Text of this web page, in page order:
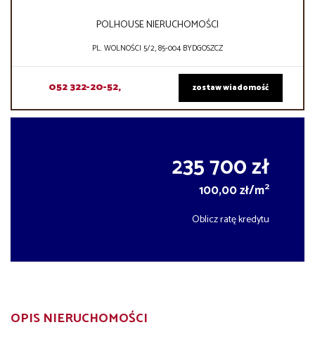
POLHOUSE NIERUCHOMOŚCI
PL. WOLNOŚCI 5/2, 85-004 BYDGOSZCZ
052 322-20-52, zostaw wiadomość
235 700 zł
100,00 zł/m2
Oblicz ratę kredytu
OPIS NIERUCHOMOŚCI